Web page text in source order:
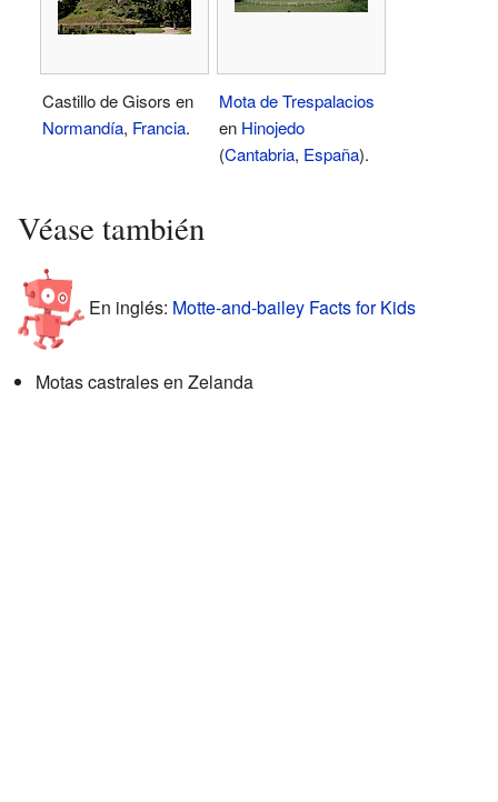
Castillo de Gisors en
Normandía, Francia.
Mota de Trespalacios
en Hinojedo
(Cantabria, España).
Véase también
En inglés: Motte-and-bailey Facts for Kids
Motas castrales en Zelanda